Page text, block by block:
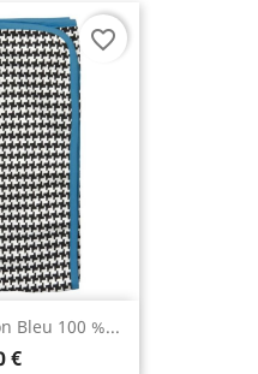
Bleu 100 %...
€
favorite_border